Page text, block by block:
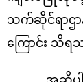
သက်ဆိုင်ရာဌာ
ကြောင်း သိရ